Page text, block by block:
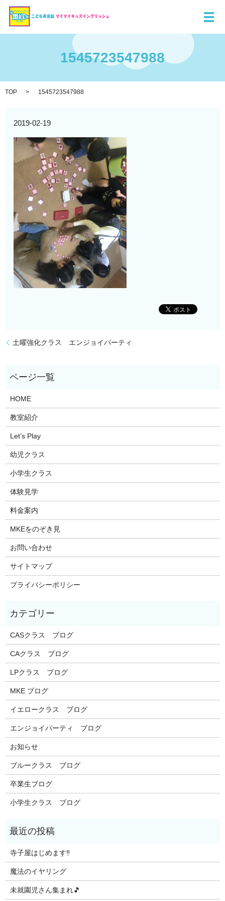
メ
1545723547988
TOP 1545723547988
2019-02-19
土曜強化クラス エンジョイパーティ
HOME
教室紹介
Let’s Play
幼児クラス
小学生クラス
体験見学
料金案内
MKEをのぞき見
お問い合わせ
サイトマップ
プライバシーポリシー
CASクラス ブログ
CAクラス ブログ
LPクラス ブログ
MKE ブログ
イエロークラス ブログ
エンジョイパーティ ブログ
お知らせ
ブルークラス ブログ
卒業生ブログ
小学生クラス ブログ
寺子屋はじめます‼️
魔法のイヤリング
未就園児さん集まれ🎵